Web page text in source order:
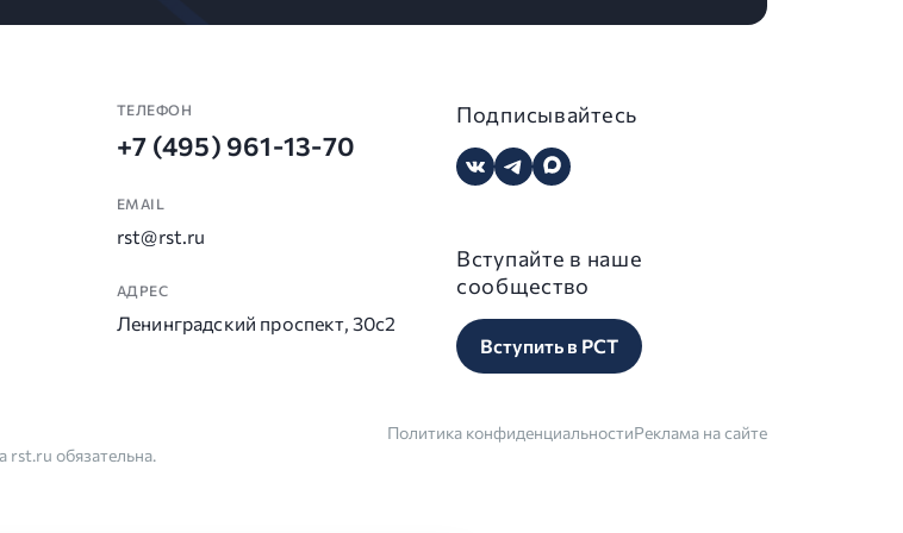
ТЕЛЕФОН
+7 (495) 961-13-70
EMAIL
rst@rst.ru
АДРЕС
Ленинградский проспект, 30с2
Подписывайтесь
Вступайте в наше
сообщество
Вступить в РСТ
rst.ru обязательна.
Политика конфиденциальностиРеклама на сайте